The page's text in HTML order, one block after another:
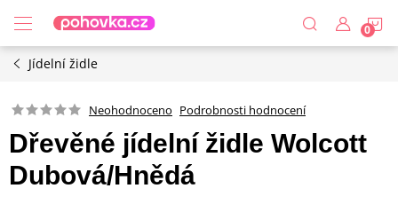
obsah
Jídelní židle
Neohodnoceno Podrobnosti hodnocení
Dřevěné jídelní židle Wolcott
Dubová/Hnědá